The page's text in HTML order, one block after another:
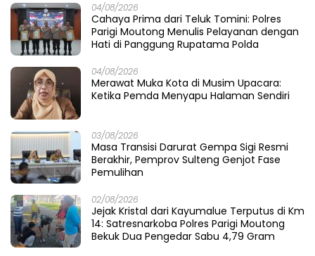
04/08/2026
Cahaya Prima dari Teluk Tomini: Polres
Parigi Moutong Menulis Pelayanan dengan
Hati di Panggung Rupatama Polda
04/08/2026
Merawat Muka Kota di Musim Upacara:
Ketika Pemda Menyapu Halaman Sendiri
03/08/2026
Masa Transisi Darurat Gempa Sigi Resmi
Berakhir, Pemprov Sulteng Genjot Fase
Pemulihan
02/08/2026
Jejak Kristal dari Kayumalue Terputus di Km
14: Satresnarkoba Polres Parigi Moutong
Bekuk Dua Pengedar Sabu 4,79 Gram